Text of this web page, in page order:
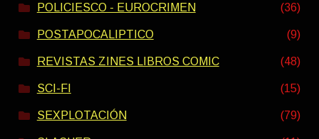
POLICIESCO - EUROCRIMEN (36)
POSTAPOCALIPTICO (9)
REVISTAS ZINES LIBROS COMIC (48)
SCI-FI (15)
SEXPLOTACIÓN (79)